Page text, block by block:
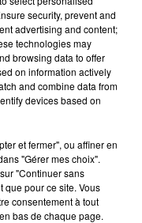
V and B Fest' 2026 !
The Voice & The Voice
Papéa Parc !
security, prevent and
advertising and content;
technologies may
browsing data to offer
on information actively
and combine data from
devices based on
et fermer", ou affiner en
"Gérer mes choix".
"Continuer sans
que pour ce site. Vous
consentement à tout
bas de chaque page.